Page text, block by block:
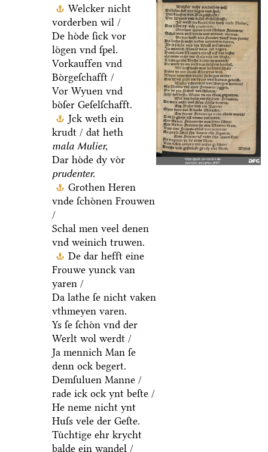
Welcker nicht
vorderben wil /
De hoͤde ſick vor
loͤgen vnd ſpel.
Vorkauffen vnd
Boͤrgeſchafft /
Vor Wyuen vnd
boͤſer Geſelſchafft.
Jck weth ein
krudt / dat heth
mala Mulier,
Dar hoͤde dy voͤr
prudenter.
Grothen Heren
vnde ſchoͤnen Frouwen
/
Schal men veel denen
vnd weinich truwen.
De dar hefft eine
Frouwe yunck van
yaren /
Da lathe ſe nicht vaken
vthmeyen varen.
Ys ſe ſchoͤn vnd der
Werlt wol werdt /
Ja mennich Man ſe
denn ock begert.
Demſuluen Manne /
rade ick ock ynt beſte /
He neme nicht ynt
Huſs vele der Geſte.
Tuͤchtige ehr krycht
balde ein wandel /